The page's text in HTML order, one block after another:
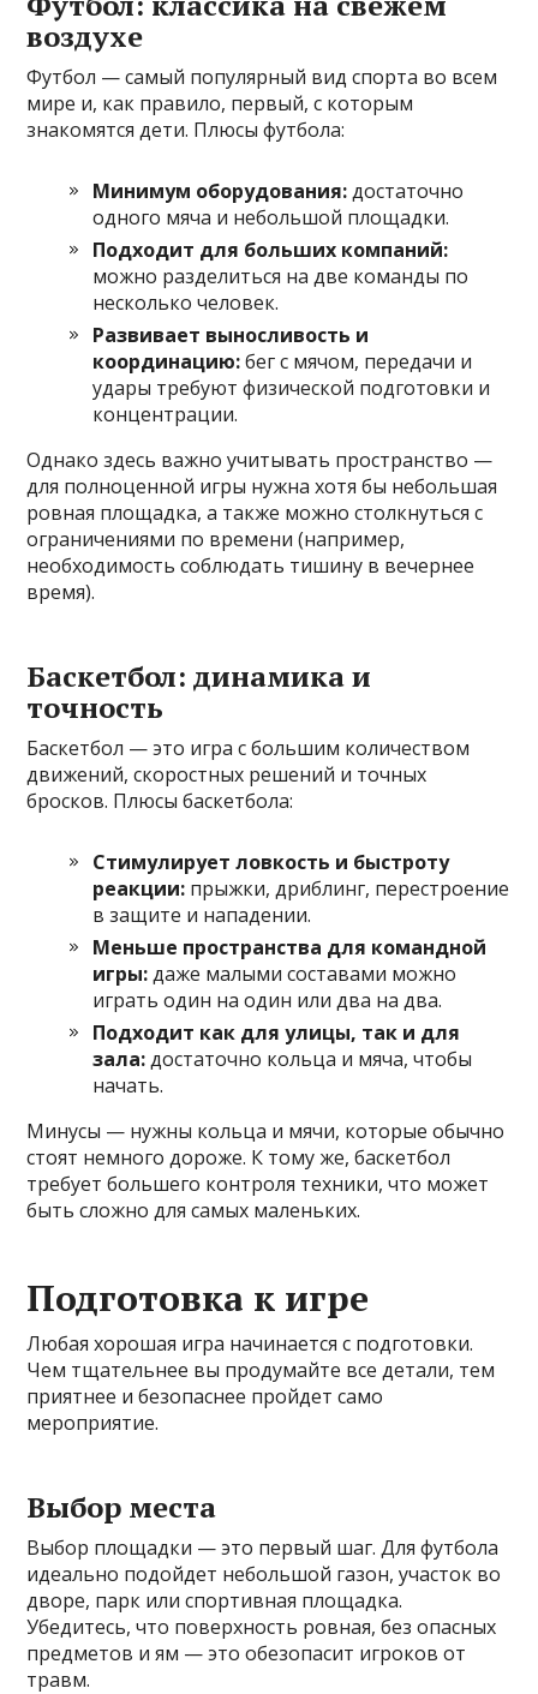
воздухе
Футбол — самый популярный вид спорта во всем
мире и, как правило, первый, с которым
знакомятся дети. Плюсы футбола:
Минимум оборудования:достаточно
одного мяча и небольшой площадки.
Подходит для больших компаний:
можно разделиться на две команды по
несколько человек.
Развивает выносливость и
координацию:бег с мячом, передачи и
удары требуют физической подготовки и
концентрации.
Однако здесь важно учитывать пространство —
для полноценной игры нужна хотя бы небольшая
ровная площадка, а также можно столкнуться с
ограничениями по времени (например,
необходимость соблюдать тишину в вечернее
время).
Баскетбол: динамика и
точность
Баскетбол — это игра с большим количеством
движений, скоростных решений и точных
бросков. Плюсы баскетбола:
Стимулирует ловкость и быстроту
реакции: прыжки, дриблинг, перестроение
в защите и нападении.
Меньше пространства для командной
игры:даже малыми составами можно
играть один на один или два на два.
Подходит как для улицы, так и для
зала:достаточно кольца и мяча, чтобы
начать.
Минусы — нужны кольца и мячи, которые обычно
стоят немного дороже. К тому же, баскетбол
требует большего контроля техники, что может
быть сложно для самых маленьких.
Подготовка к игре
Любая хорошая игра начинается с подготовки.
Чем тщательнее вы продумайте все детали, тем
приятнее и безопаснее пройдет само
мероприятие.
Выбор места
Выбор площадки — это первый шаг. Для футбола
идеально подойдет небольшой газон, участок во
дворе, парк или спортивная площадка.
Убедитесь, что поверхность ровная, без опасных
предметов и ям — это обезопасит игроков от
травм.